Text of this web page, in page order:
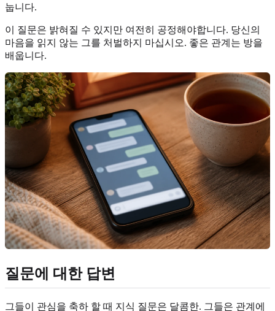
눕니다.
이 질문은 밝혀질 수 있지만 여전히 공정해야합니다. 당신의
마음을 읽지 않는 그를 처벌하지 마십시오. 좋은 관계는 방을
배웁니다.
질문에 대한 답변
그들이 관심을 축하 할 때 지식 질문은 달콤한. 그들은 관계에